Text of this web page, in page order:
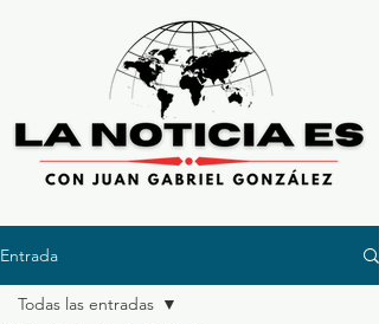
Entrada
Todas las entradas